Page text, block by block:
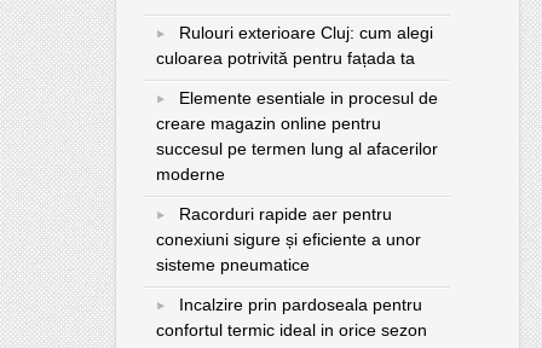
Rulouri exterioare Cluj: cum alegi
culoarea potrivită pentru fațada ta
Elemente esentiale in procesul de
creare magazin online pentru
succesul pe termen lung al afacerilor
moderne
Racorduri rapide aer pentru
conexiuni sigure și eficiente a unor
sisteme pneumatice
Incalzire prin pardoseala pentru
confortul termic ideal in orice sezon